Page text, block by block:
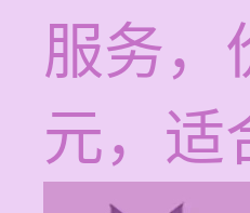
服务，
元，适